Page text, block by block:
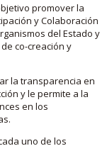
promover la
y Colaboración
del Estado y
co-creación y
la transparencia en
y le permite a la
en los
uno de los